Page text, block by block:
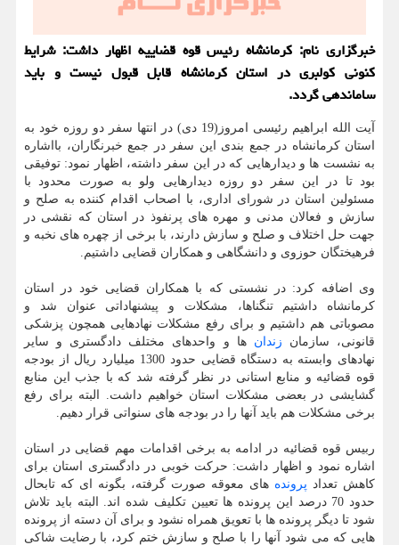
خبرگزاری نام: کرمانشاه رئیس قوه قضاییه اظهار داشت: شرایط
کنونی کولبری در استان کرمانشاه قابل قبول نیست و باید
ساماندهی گردد.
آیت الله ابراهیم رئیسی امروز(19 دی) در انتها سفر دو روزه خود به
استان کرمانشاه در جمع بندی این سفر در جمع خبرنگاران، بااشاره
به نشست ها و دیدارهایی که در این سفر داشته، اظهار نمود: توفیقی
بود تا در این سفر دو روزه دیدارهایی ولو به صورت محدود با
مسئولین استان در شورای اداری، با اصحاب اقدام کننده به صلح و
سازش و فعالان مدنی و مهره های پرنفوذ در استان که نقشی در
جهت حل اختلاف و صلح و سازش دارند، با برخی از چهره های نخبه و
فرهیختگان حوزوی و دانشگاهی و همکاران قضایی داشتیم.
وی اضافه کرد: در نشستی که با همکاران قضایی خود در استان
کرمانشاه داشتیم تنگناها، مشکلات و پیشنهاداتی عنوان شد و
مصوباتی هم داشتیم و برای رفع مشکلات نهادهایی همچون پزشکی
قانونی، سازمان زندان ها و واحدهای مختلف دادگستری و سایر
نهادهای وابسته به دستگاه قضایی حدود 1300 میلیارد ریال از بودجه
قوه قضائیه و منابع استانی در نظر گرفته شد که با جذب این منابع
گشایشی در بعضی مشکلات استان خواهیم داشت. البته برای رفع
برخی مشکلات هم باید آنها را در بودجه های سنواتی قرار دهیم.
ربیس قوه قضائیه در ادامه به برخی اقدامات مهم قضایی در استان
اشاره نمود و اظهار داشت: حرکت خوبی در دادگستری استان برای
کاهش تعداد پرونده های معوقه صورت گرفته، بگونه ای که تابحال
حدود 70 درصد این پرونده ها تعیین تکلیف شده اند. البته باید تلاش
شود تا دیگر پرونده ها با تعویق همراه نشود و برای آن دسته از پرونده
هایی که می شود آنها را با صلح و سازش ختم کرد، با رضایت شاکی